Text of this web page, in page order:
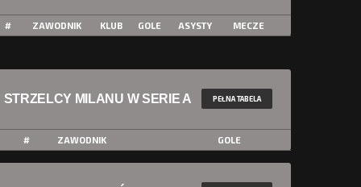
# ZAWODNIK KLUB GOLE ASYSTY MECZE
STRZELCY MILANU W SERIE A PEŁNA TABELA
# ZAWODNIK GOLE